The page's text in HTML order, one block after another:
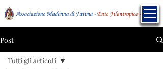
Post
Tutti gli articoli